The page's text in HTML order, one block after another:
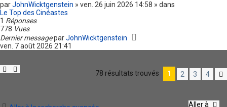
parJohnWicktgenstein » ven. 26 juin 2026 14:58 » dans
Le Top des Cinéastes
1 Réponses
778 Vues
Dernier messageparJohnWicktgenstein
ven. 7 août 2026 21:41
78 résultats trouvés 1 2 3 4
Aller à